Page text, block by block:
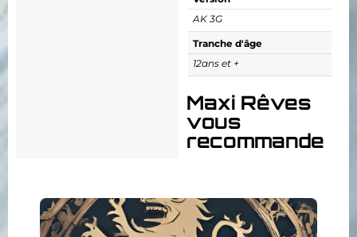
AK 3G
Tranche d'âge
12ans et +
Maxi Rêves
vous
recommande